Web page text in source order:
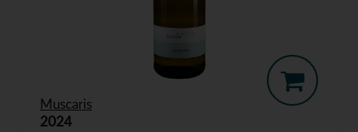
Muscaris
2024